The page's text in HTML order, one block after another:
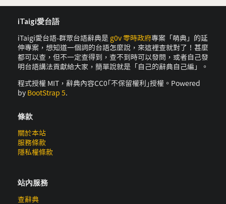
iTaigi愛台語
iTaigi愛台語-群眾台語辭典是 g0v 零時政府專案「萌典」的延
伸專案，想知道一個詞的台語怎麼說，來這裡查就對了！甚麼
都可以查，但不一定查得到，查不到時可以發問，或者自己發
明台語講法貢獻給大家，簡單說就是「自己的辭典自己編」。
程式授權 MIT，辭典內容CC0｢不保留權利｣授權。Powered
by BootStrap 5.
條款
關於本站
服務條款
隱私權條款
站內服務
查辭典